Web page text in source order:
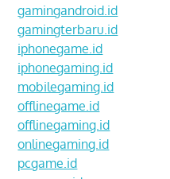
gamingandroid.id
gamingterbaru.id
iphonegame.id
iphonegaming.id
mobilegaming.id
offlinegame.id
offlinegaming.id
onlinegaming.id
pcgame.id